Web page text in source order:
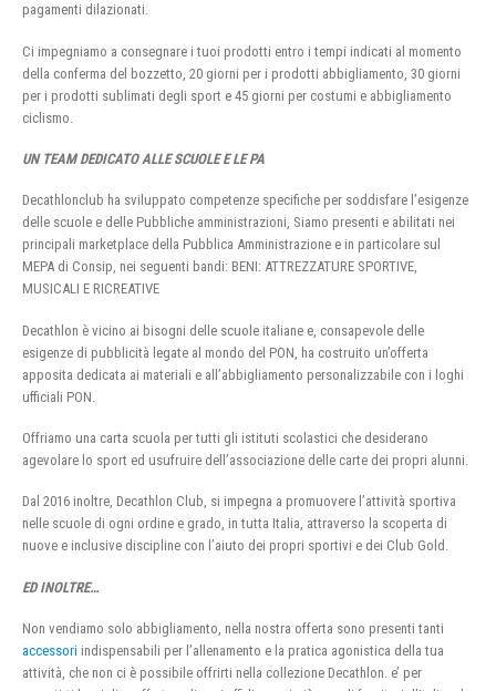
pagamenti dilazionati.
Ci impegniamo a consegnare i tuoi prodotti entro i tempi indicati al momento
della conferma del bozzetto, 20 giorni per i prodotti abbigliamento, 30 giorni
per i prodotti sublimati degli sport e 45 giorni per costumi e abbigliamento
ciclismo.
UN TEAM DEDICATO ALLE SCUOLE E LE PA
Decathlonclub ha sviluppato competenze specifiche per soddisfare l’esigenze
delle scuole e delle Pubbliche amministrazioni, Siamo presenti e abilitati nei
principali marketplace della Pubblica Amministrazione e in particolare sul
MEPA di Consip, nei seguenti bandi: BENI: ATTREZZATURE SPORTIVE,
MUSICALI E RICREATIVE
Decathlon è vicino ai bisogni delle scuole italiane e, consapevole delle
esigenze di pubblicità legate al mondo del PON, ha costruito un’offerta
apposita dedicata ai materiali e all’abbigliamento personalizzabile con i loghi
ufficiali PON.
Offriamo una carta scuola per tutti gli istituti scolastici che desiderano
agevolare lo sport ed usufruire dell’associazione delle carte dei propri alunni.
Dal 2016 inoltre, Decathlon Club, si impegna a promuovere l’attività sportiva
nelle scuole di ogni ordine e grado, in tutta Italia, attraverso la scoperta di
nuove e inclusive discipline con l’aiuto dei propri sportivi e dei Club Gold.
ED INOLTRE…
Non vendiamo solo abbigliamento, nella nostra offerta sono presenti tanti
accessori indispensabili per l’allenamento e la pratica agonistica della tua
attività, che non ci è possibile offrirti nella collezione Decathlon. e’ per